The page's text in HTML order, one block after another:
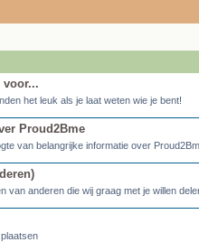
voor...
het leuk als je laat weten wie je bent!
Proud2Bme
van belangrijke informatie over
van anderen die wij graag met je willen